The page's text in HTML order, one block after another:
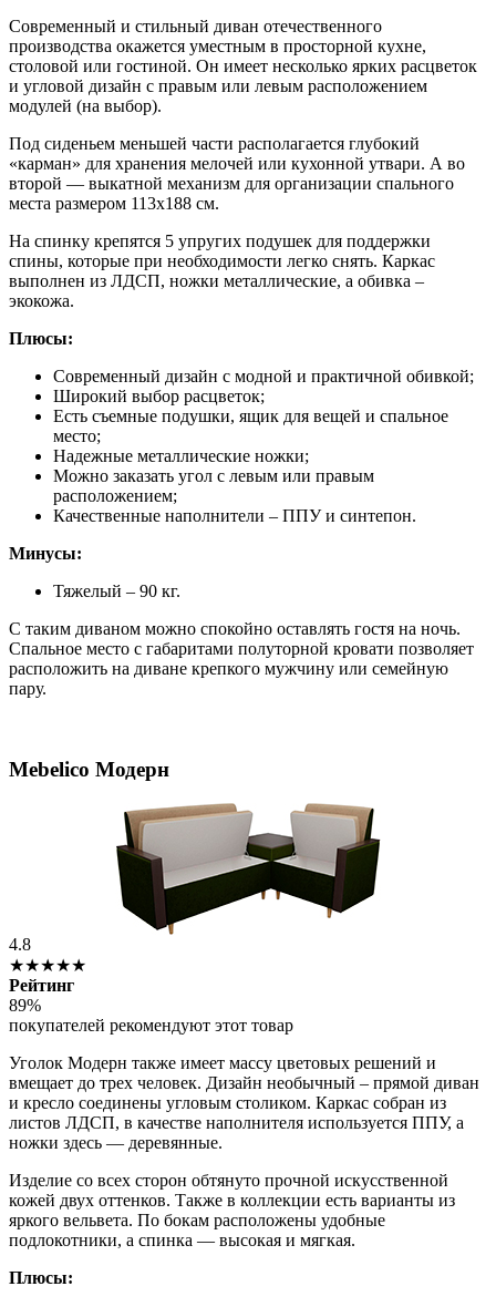
Современный и стильный диван отечественного
производства окажется уместным в просторной кухне,
столовой или гостиной. Он имеет несколько ярких расцветок
и угловой дизайн с правым или левым расположением
модулей (на выбор).
Под сиденьем меньшей части располагается глубокий
«карман» для хранения мелочей или кухонной утвари. А во
второй — выкатной механизм для организации спального
места размером 113х188 см.
На спинку крепятся 5 упругих подушек для поддержки
спины, которые при необходимости легко снять. Каркас
выполнен из ЛДСП, ножки металлические, а обивка –
экокожа.
Плюсы:
Современный дизайн с модной и практичной обивкой;
Широкий выбор расцветок;
Есть съемные подушки, ящик для вещей и спальное
место;
Надежные металлические ножки;
Можно заказать угол с левым или правым
расположением;
Качественные наполнители – ППУ и синтепон.
Минусы:
Тяжелый – 90 кг.
С таким диваном можно спокойно оставлять гостя на ночь.
Спальное место с габаритами полуторной кровати позволяет
расположить на диване крепкого мужчину или семейную
пару.
Mebelico Модерн
4.8
★★★★★
Рейтинг
89%
покупателей рекомендуют этот товар
Уголок Модерн также имеет массу цветовых решений и
вмещает до трех человек. Дизайн необычный – прямой диван
и кресло соединены угловым столиком. Каркас собран из
листов ЛДСП, в качестве наполнителя используется ППУ, а
ножки здесь — деревянные.
Изделие со всех сторон обтянуто прочной искусственной
кожей двух оттенков. Также в коллекции есть варианты из
яркого вельвета. По бокам расположены удобные
подлокотники, а спинка — высокая и мягкая.
Плюсы: